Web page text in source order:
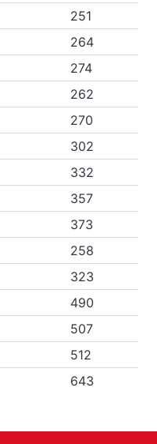
251
264
274
262
270
302
332
357
373
258
323
490
507
512
643